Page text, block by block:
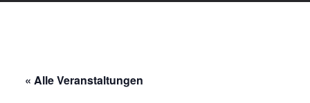
« Alle Veranstaltungen